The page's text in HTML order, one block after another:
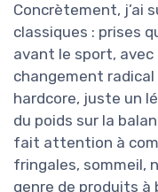
Concrètement, j’ai
classiques : prises
avant le sport, avec
changement radical
hardcore, juste un
du poids sur la
fait attention à
fringales, sommeil,
genre de produits à